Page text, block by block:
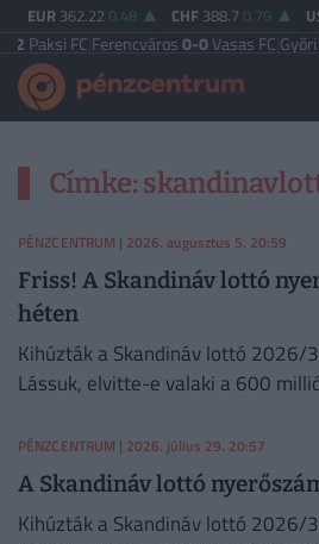
EUR 362.22 0.48 CHF 388.7 0.79
Paksi FC Ferencváros0-0Vasas FC Győri
Címke:
PÉNZCENTRUM | 2026. augusztus 5. 20:59
Friss! A Skandináv lottó
héten
Kihúzták a Skandináv lottó 2026/
Lássuk, elvitte-e valaki a 600
PÉNZCENTRUM | 2026. július 29. 20:57
A Skandináv lottó
Kihúzták a Skandináv lottó 2026/